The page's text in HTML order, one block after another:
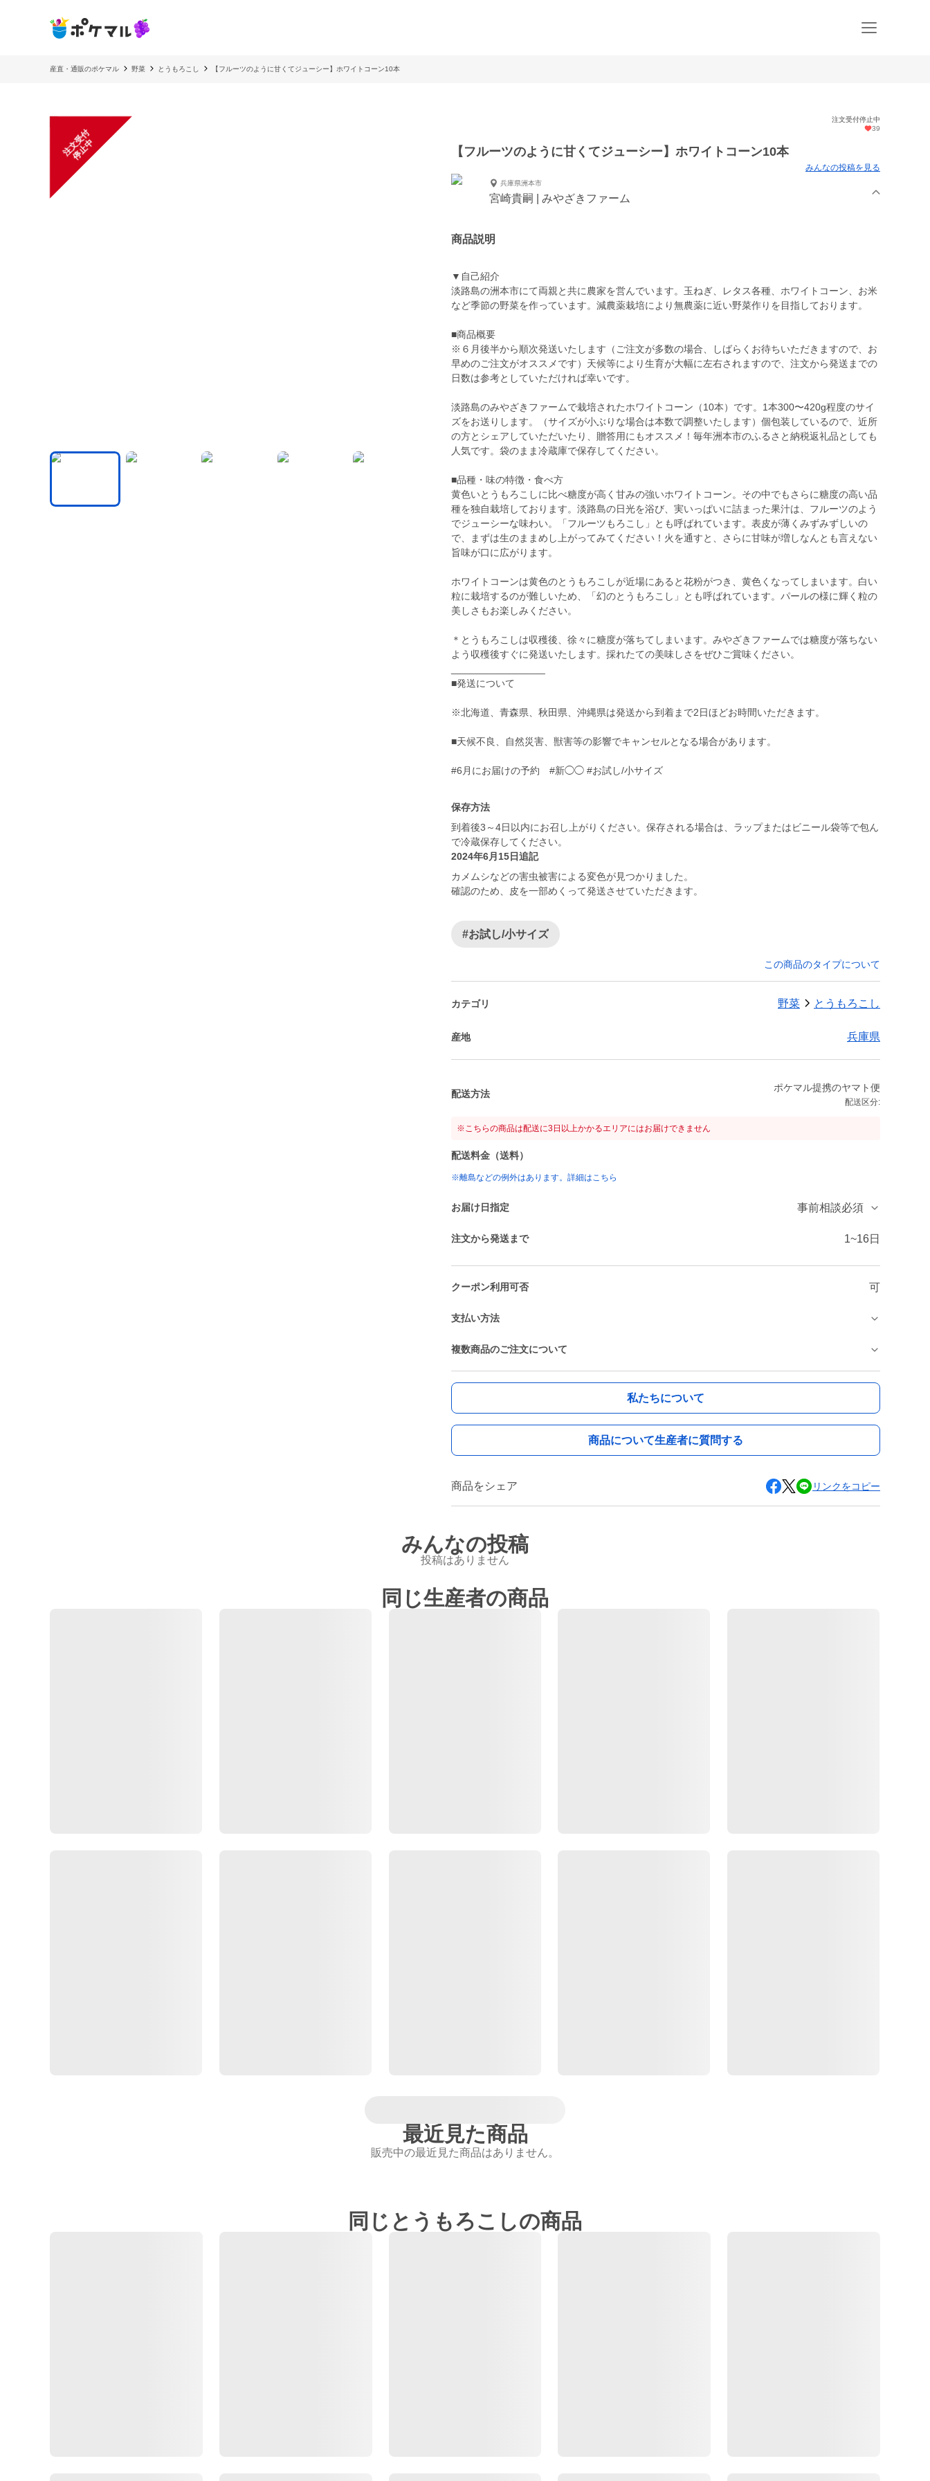
産直・通販のポケマル 野菜 とうもろこし 【フルーツのように甘くてジューシー】ホワイトコーン10本
注
文
受
付
停
止
中
注文受付停止中
39
【フルーツのように甘くてジューシー】ホワイトコーン10本
みんなの投稿を見る
兵庫県洲本市
宮崎貴嗣 | みやざきファーム
商品説明
▼自己紹介
淡路島の洲本市にて両親と共に農家を営んでいます。玉ねぎ、レタス各種、ホワイトコーン、お米
など季節の野菜を作っています。減農薬栽培により無農薬に近い野菜作りを目指しております。
■商品概要
※６月後半から順次発送いたします（ご注文が多数の場合、しばらくお待ちいただきますので、お
早めのご注文がオススメです）天候等により生育が大幅に左右されますので、注文から発送までの
日数は参考としていただければ幸いです。
淡路島のみやざきファームで栽培されたホワイトコーン（10本）です。1本300〜420g程度のサイ
ズをお送りします。（サイズが小ぶりな場合は本数で調整いたします）個包装しているので、近所
の方とシェアしていただいたり、贈答用にもオススメ！毎年洲本市のふるさと納税返礼品としても
人気です。袋のまま冷蔵庫で保存してください。
■品種・味の特徴・食べ方
黄色いとうもろこしに比べ糖度が高く甘みの強いホワイトコーン。その中でもさらに糖度の高い品
種を独自栽培しております。淡路島の日光を浴び、実いっぱいに詰まった果汁は、フルーツのよう
でジューシーな味わい。「フルーツもろこし」とも呼ばれています。表皮が薄くみずみずしいの
で、まずは生のままめし上がってみてください！火を通すと、さらに甘味が増しなんとも言えない
旨味が口に広がります。
ホワイトコーンは黄色のとうもろこしが近場にあると花粉がつき、黄色くなってしまいます。白い
粒に栽培するのが難しいため、「幻のとうもろこし」とも呼ばれています。パールの様に輝く粒の
美しさもお楽しみください。
＊とうもろこしは収穫後、徐々に糖度が落ちてしまいます。みやざきファームでは糖度が落ちない
よう収穫後すぐに発送いたします。採れたての美味しさをぜひご賞味ください。
■発送について
※北海道、青森県、秋田県、沖縄県は発送から到着まで2日ほどお時間いただきます。
■天候不良、自然災害、獣害等の影響でキャンセルとなる場合があります。
#6月にお届けの予約 #新◯◯ #お試し/小サイズ
保存方法
到着後3～4日以内にお召し上がりください。保存される場合は、ラップまたはビニール袋等で包ん
で冷蔵保存してください。
2024年6月15日追記
カメムシなどの害虫被害による変色が見つかりました。
確認のため、皮を一部めくって発送させていただきます。
#お試し/小サイズ
この商品のタイプについて
カテゴリ 野菜 とうもろこし
産地 兵庫県
配送方法
ポケマル提携のヤマト便
配送区分:
※こちらの商品は配送に3日以上かかるエリアにはお届けできません
配送料金（送料）
※離島などの例外はあります。詳細はこちら
お届け日指定 事前相談必須
注文から発送まで 1~16日
クーポン利用可否 可
支払い方法
複数商品のご注文について
私たちについて
商品について生産者に質問する
商品をシェア リンクをコピー
みんなの投稿
投稿はありません
同じ生産者の商品
最近見た商品
販売中の最近見た商品はありません。
同じとうもろこしの商品